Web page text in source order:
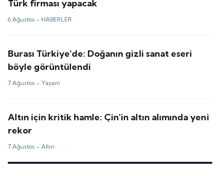
Türk firması yapacak
6 Ağustos - HABERLER
Burası Türkiye'de: Doğanın gizli sanat eseri
böyle görüntülendi
7 Ağustos - Yaşam
Altın için kritik hamle: Çin'in altın alımında yeni
rekor
7 Ağustos -Altın